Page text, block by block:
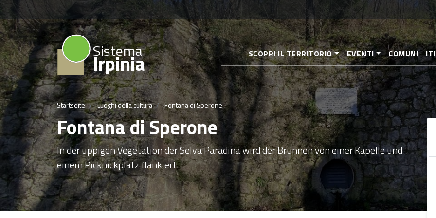
Direkt
zum
Inhalt
Sistema
Irpinia SCOPRI IL TERRITORIO EVENTI COMUNI
Startseite Luoghi della cultura Fontana di Sperone
Fontana di Sperone
In der üppigen Vegetation der Selva Paradina wird der Brunnen von einer Kapelle und
einem Picknickplatz flankiert.